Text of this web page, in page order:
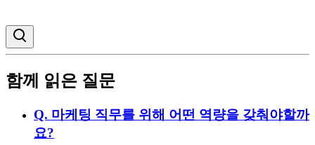
함께 읽은 질문
Q. 마케팅 직무를 위해 어떤 역량을 갖춰야할까
요?